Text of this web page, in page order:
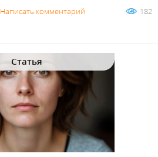
Написать комментарий 182
Статья